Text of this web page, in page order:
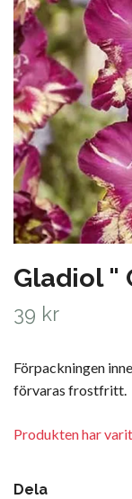
Gladiol "
39 kr
Förpackningen
förvaras frostfritt.
Produkten har
Dela